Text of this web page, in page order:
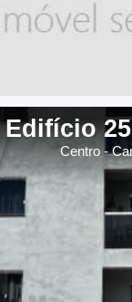
Edifício
Centro -